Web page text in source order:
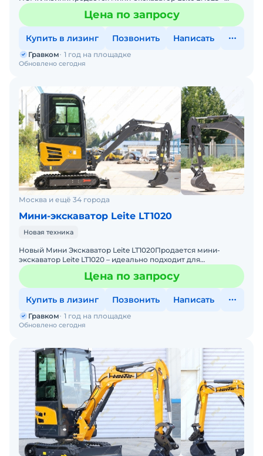
идеально подходит для :ландшафтных работ, коммун
Цена по запросу
Купить в лизинг Позвонить Написать
Обновлено сегодня
Гравком 1 год на площадке
Москва и ещё 34 города
Мини-экскаватор Leite LT1020
Новая техника
Новый Мини Экскаватор Leite LT1020Пpoдaется мини-
экскaвaтop Leite LT1020 – идеально подходит для
:ландшафтных работ, коммунальных работ, копки, бурению
,
Цена по запросу
Купить в лизинг Позвонить Написать
Обновлено сегодня
Гравком 1 год на площадке